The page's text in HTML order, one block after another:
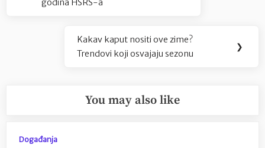
godina HŠRS-a
Next
Post:
Kakav kaput nositi ove zime?
Trendovi koji osvajaju sezonu
❯
You may also like
Događanja